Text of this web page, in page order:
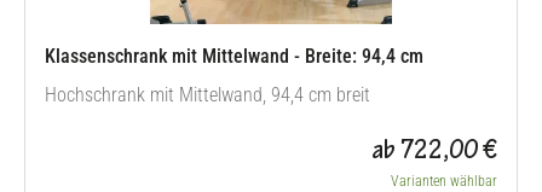
Klassenschrank mit Mittelwand - Breite: 94,4 cm
Hochschrank mit Mittelwand, 94,4 cm breit
ab 722,00 €
Varianten wählbar